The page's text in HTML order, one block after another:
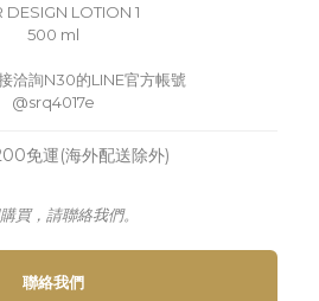
DESIGN LOTION 1
500 ml
洽詢N30的LINE官方帳號
@srq4017e
免運(海外配送除外)
買，請聯絡我們。
聯絡我們